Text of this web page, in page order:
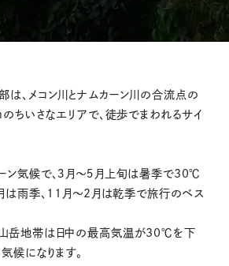
は、メコン川とナムカーン川の合流点の
ちいさなエリアで、徒歩でまわれるサイ
ン気候で、３月～５月上旬は暑季で30℃
は雨季、11月～2月は乾季で旅行のベス
岳地帯は日中の最高気温が30℃を下
候になります。